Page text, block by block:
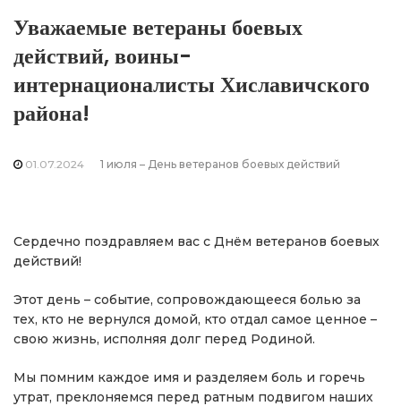
Уважаемые ветераны боевых
действий, воины-
интернационалисты Хиславичского
района!
01.07.2024 1 июля – День ветеранов боевых действий
Сердечно поздравляем вас с Днём ветеранов боевых
действий!
Этот день – событие, сопровождающееся болью за
тех, кто не вернулся домой, кто отдал самое ценное –
свою жизнь, исполняя долг перед Родиной.
Мы помним каждое имя и разделяем боль и горечь
утрат, преклоняемся перед ратным подвигом наших